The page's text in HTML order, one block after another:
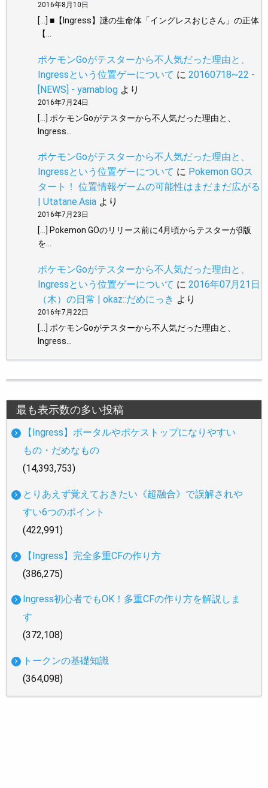
2016年8月10日
[…] ■【Ingress】謎の生命体「イングレスおじさん」の正体
【…
ポケモンGoがテスターから不人気だった理由と、
Ingressという位置ゲーについて に 20160718~22 -
[NEWS] - yamablog より
2016年7月24日
[…] ポケモンGoがテスターから不人気だった理由と、
Ingress…
ポケモンGoがテスターから不人気だった理由と、
Ingressという位置ゲーについて に Pokemon GOス
タート！ 位置情報ゲームの可能性はまだまだ広がる
| Utatane.Asia より
2016年7月23日
[…] Pokemon GOのリリース前に4月頃からテスターがβ版
を…
ポケモンGoがテスターから不人気だった理由と、
Ingressという位置ゲーについて に 2016年07月21日
（木）の日常 | okaz::だめにっき より
2016年7月22日
[…] ポケモンGoがテスターから不人気だった理由と、
Ingress…
最も表示数の多い投稿
【Ingress】ポータルやポケストップになりやすい
もの・だめなもの
(14,393,753)
とりあえず覚えておきたい《超融合》で誤解されや
すい6つのポイント
(422,991)
【Ingress】完全多重CFの作り方
(386,275)
Ingress初心者でもOK！多重CFの作り方を解説しま
す
(372,108)
トークンの基礎知識
(364,098)